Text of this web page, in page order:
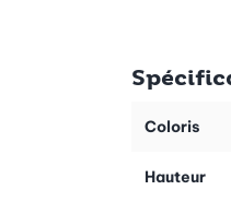
Fabriquée en porcelaine de
températures élevées et
Coloris
Hauteur